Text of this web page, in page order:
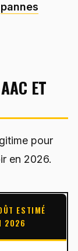
pannes
ET
pour
en 2026.
ESTIMÉ
2026